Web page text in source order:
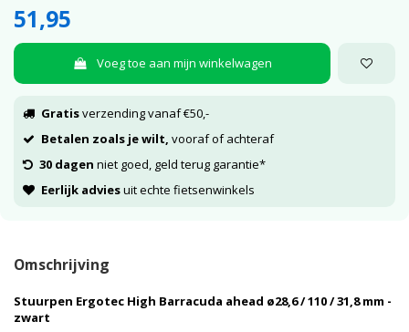
51,95
Voeg toe aan mijn winkelwagen
Gratisverzending vanaf €50,-
Betalen zoals je wilt, vooraf of achteraf
30 dagen niet goed, geld terug garantie*
Eerlijk adviesuit echte fietsenwinkels
Omschrijving
Stuurpen Ergotec High Barracuda ahead ø28,6 / 110 / 31,8 mm -
zwart